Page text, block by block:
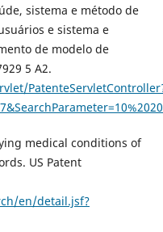
sistema e método de
e sistema e
de modelo de
5 A2.
medical conditions of
US Patent
en/detail.jsf?